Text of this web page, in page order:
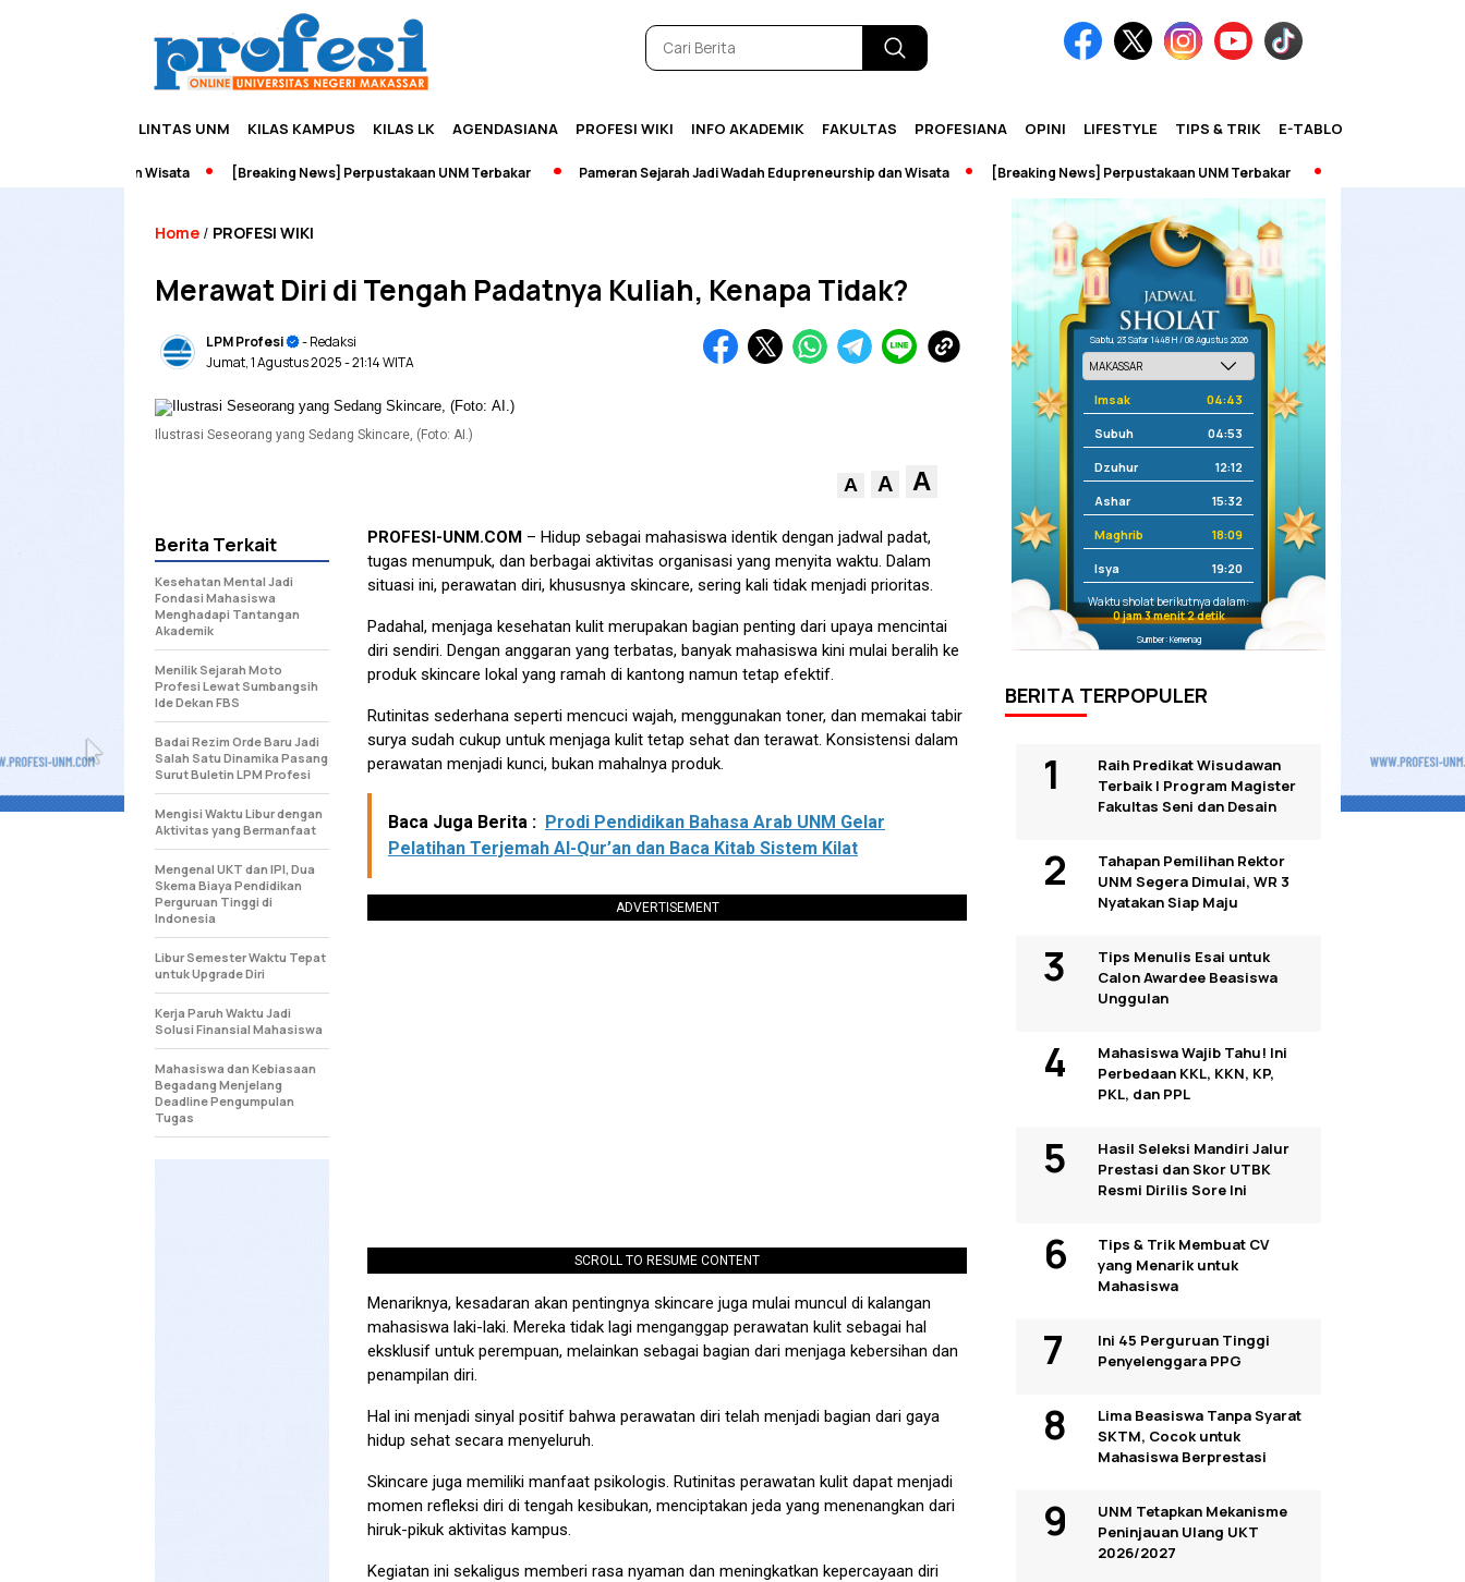
LINTAS UNM KILAS KAMPUS KILAS LK AGENDASIANA PROFESI WIKI INFO AKADEMIK FAKULTAS PROFESIANA OPINI LIFESTYLE TIPS & TRIK E-TABLOID
dan Wisata [Breaking News] Perpustakaan UNM Terbakar Pameran Sejarah Jadi Wadah Edupreneurship dan Wisata [Breaking News] Perpustakaan UNM Terbakar
Home / PROFESI WIKI
Merawat Diri di Tengah Padatnya Kuliah, Kenapa Tidak?
LPM Profesi
- Redaksi
Jumat, 1 Agustus 2025- 21:14 WITA
Ilustrasi Seseorang yang Sedang Skincare, (Foto: AI.)
A A A
PROFESI-UNM.COM – Hidup sebagai mahasiswa identik dengan jadwal padat,
tugas menumpuk, dan berbagai aktivitas organisasi yang menyita waktu. Dalam
situasi ini, perawatan diri, khususnya skincare, sering kali tidak menjadi prioritas.
Padahal, menjaga kesehatan kulit merupakan bagian penting dari upaya mencintai
diri sendiri. Dengan anggaran yang terbatas, banyak mahasiswa kini mulai beralih ke
produk skincare lokal yang ramah di kantong namun tetap efektif.
Rutinitas sederhana seperti mencuci wajah, menggunakan toner, dan memakai tabir
surya sudah cukup untuk menjaga kulit tetap sehat dan terawat. Konsistensi dalam
perawatan menjadi kunci, bukan mahalnya produk.
Baca Juga Berita : Prodi Pendidikan Bahasa Arab UNM Gelar
Pelatihan Terjemah Al-Qur’an dan Baca Kitab Sistem Kilat
ADVERTISEMENT
SCROLL TO RESUME CONTENT
Menariknya, kesadaran akan pentingnya skincare juga mulai muncul di kalangan
mahasiswa laki-laki. Mereka tidak lagi menganggap perawatan kulit sebagai hal
eksklusif untuk perempuan, melainkan sebagai bagian dari menjaga kebersihan dan
penampilan diri.
Hal ini menjadi sinyal positif bahwa perawatan diri telah menjadi bagian dari gaya
hidup sehat secara menyeluruh.
Skincare juga memiliki manfaat psikologis. Rutinitas perawatan kulit dapat menjadi
momen refleksi diri di tengah kesibukan, menciptakan jeda yang menenangkan dari
hiruk-pikuk aktivitas kampus.
Kegiatan ini sekaligus memberi rasa nyaman dan meningkatkan kepercayaan diri
Berita Terkait
Kesehatan Mental Jadi
Fondasi Mahasiswa
Menghadapi Tantangan
Akademik
Menilik Sejarah Moto
Profesi Lewat Sumbangsih
Ide Dekan FBS
Badai Rezim Orde Baru Jadi
Salah Satu Dinamika Pasang
Surut Buletin LPM Profesi
Mengisi Waktu Libur dengan
Aktivitas yang Bermanfaat
Mengenal UKT dan IPI, Dua
Skema Biaya Pendidikan
Perguruan Tinggi di
Indonesia
Libur Semester Waktu Tepat
untuk Upgrade Diri
Kerja Paruh Waktu Jadi
Solusi Finansial Mahasiswa
Mahasiswa dan Kebiasaan
Begadang Menjelang
Deadline Pengumpulan
Tugas
Sabtu, 23 Safar 1448 H / 08 Agustus 2026
Imsak 04:43
Subuh 04:53
Dzuhur 12:12
Ashar 15:32
Maghrib 18:09
Isya 19:20
Waktu sholat berikutnya dalam:
0 jam 3 menit 1 detik
Sumber: Kemenag
BERITA TERPOPULER
Raih Predikat Wisudawan
Terbaik I Program Magister
Fakultas Seni dan Desain
Tahapan Pemilihan Rektor
UNM Segera Dimulai, WR 3
Nyatakan Siap Maju
Tips Menulis Esai untuk
Calon Awardee Beasiswa
Unggulan
Mahasiswa Wajib Tahu! Ini
Perbedaan KKL, KKN, KP,
PKL, dan PPL
Hasil Seleksi Mandiri Jalur
Prestasi dan Skor UTBK
Resmi Dirilis Sore Ini
Tips & Trik Membuat CV
yang Menarik untuk
Mahasiswa
Ini 45 Perguruan Tinggi
Penyelenggara PPG
Lima Beasiswa Tanpa Syarat
SKTM, Cocok untuk
Mahasiswa Berprestasi
UNM Tetapkan Mekanisme
Peninjauan Ulang UKT
2026/2027